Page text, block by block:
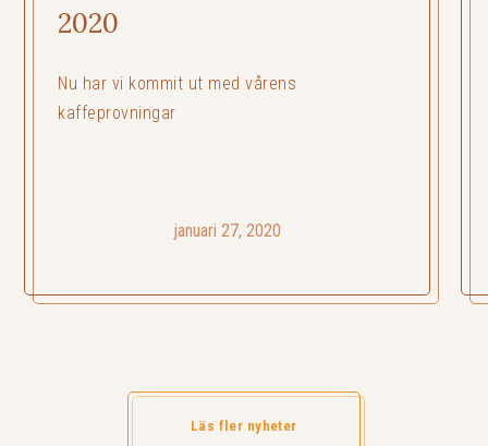
2020
Nu har vi kommit ut med vårens
kaffeprovningar
januari 27, 2020
Läs fler nyheter